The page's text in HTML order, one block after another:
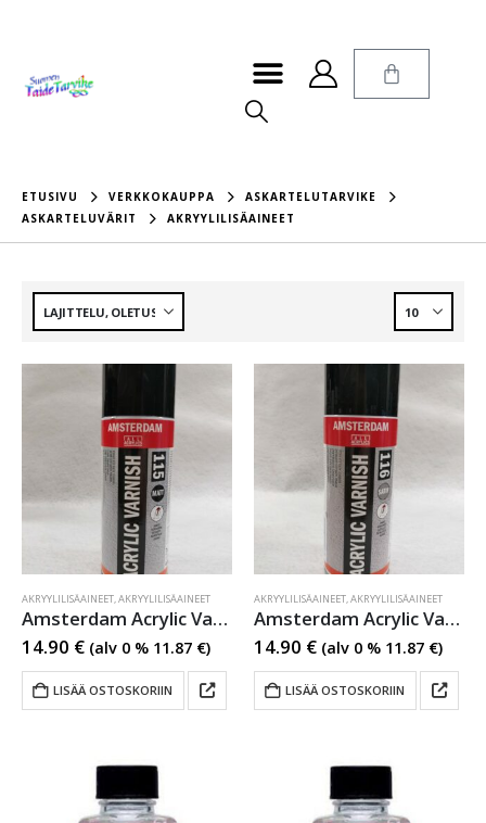
ETUSIVU VERKKOKAUPPA
ASKARTELUTARVIKE
ASKARTELUVÄRIT
AKRYYLILISÄAINEET
AKRYYLILISÄAINEET,AKRYYLILISÄAINEET
Amsterdam Acrylic Varnish
14.90 € (alv 0 % 11.87 €)
LISÄÄ OSTOSKORIIN
AKRYYLILISÄAINEET,AKRYYLILISÄAINEET
Amsterdam Acrylic Varnish
14.90 € (alv 0 % 11.87 €)
LISÄÄ OSTOSKORIIN